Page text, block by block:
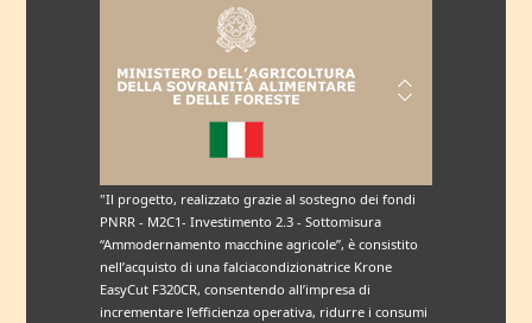
"Il progetto, realizzato grazie al sostegno dei fondi
PNRR - M2C1- Investimento 2.3 - Sottomisura
“Ammodernamento macchine agricole”, è consistito
nell’acquisto di una falciacondizionatrice Krone
EasyCut F320CR, consentendo all’impresa di
incrementare l’efficienza operativa, ridurre i consumi